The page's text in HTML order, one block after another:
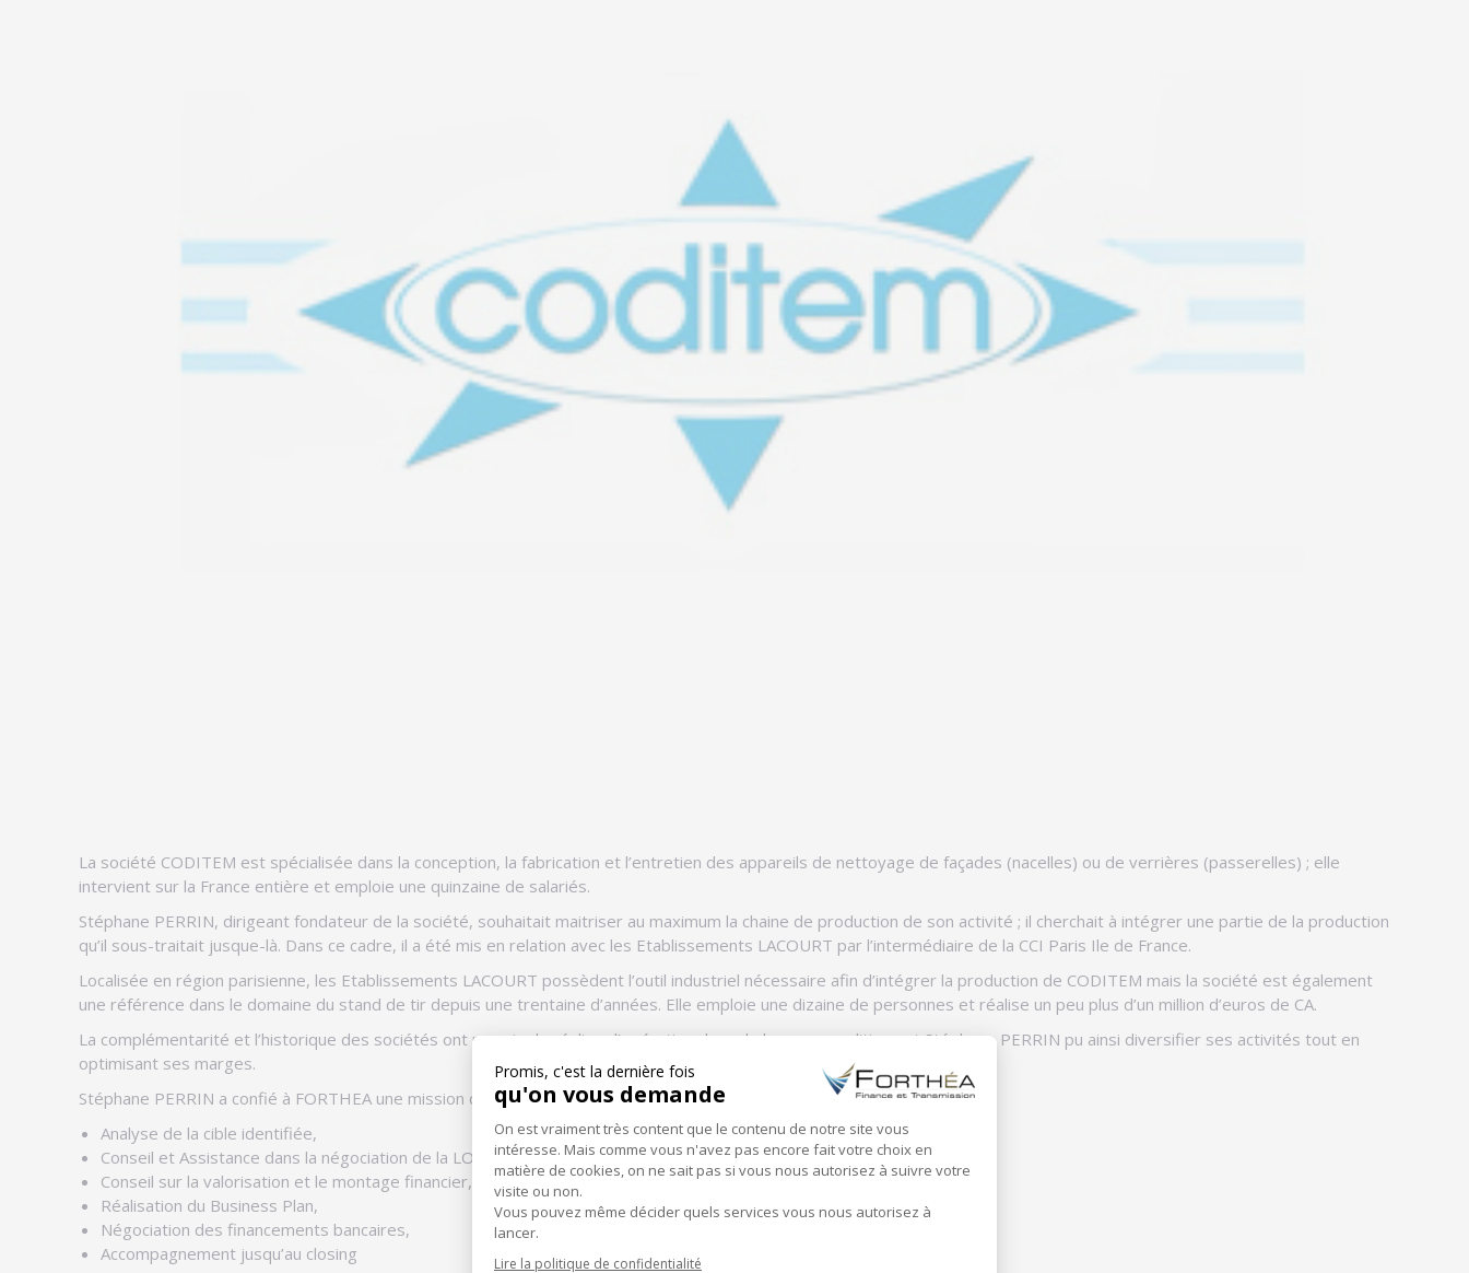
La société CODITEM est spécialisée dans la conception, la fabrication et l’entretien des appareils de nettoyage de façades (nacelles) ou de verrières (passerelles) ; elle
intervient sur la France entière et emploie une quinzaine de salariés.
Stéphane PERRIN, dirigeant fondateur de la société, souhaitait maitriser au maximum la chaine de production de son activité ; il cherchait à intégrer une partie de la production
qu’il sous-traitait jusque-là. Dans ce cadre, il a été mis en relation avec les Etablissements LACOURT par l’intermédiaire de la CCI Paris Ile de France.
Localisée en région parisienne, les Etablissements LACOURT possèdent l’outil industriel nécessaire afin d’intégrer la production de CODITEM mais la société est également
une référence dans le domaine du stand de tir depuis une trentaine d’années. Elle emploie une dizaine de personnes et réalise un peu plus d’un million d’euros de CA.
La complémentarité et l’historique des sociétés ont permis de réaliser l’opération dans de bonnes conditions et Stéphane PERRIN pu ainsi diversifier ses activités tout en
optimisant ses marges.
Stéphane PERRIN a confié à FORTHEA une mission d’accompagnement pour mener à bien son projet :
Analyse de la cible identifiée,
Conseil et Assistance dans la négociation de la LOI et du protocole,
Conseil sur la valorisation et le montage financier,
Réalisation du Business Plan,
Négociation des financements bancaires,
Accompagnement jusqu’au closing